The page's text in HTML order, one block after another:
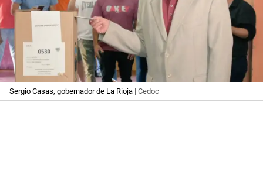
Sergio Casas, gobernador de La Rioja | Cedoc